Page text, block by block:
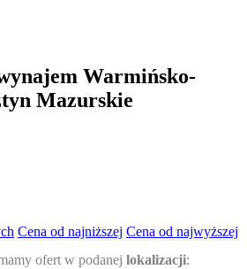
Warmińsko-
Mazurskie
Cena od najniższej Cena od najwyższej
ofert w podanej lokalizacji: